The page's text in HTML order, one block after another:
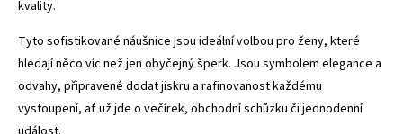
kvality.
Tyto sofistikované náušnice jsou ideální volbou pro ženy, které
hledají něco víc než jen obyčejný šperk. Jsou symbolem elegance a
odvahy, připravené dodat jiskru a rafinovanost každému
vystoupení, ať už jde o večírek, obchodní schůzku či jednodenní